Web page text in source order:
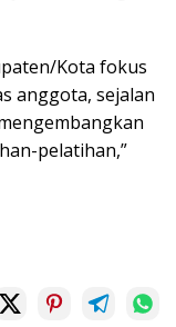
Kota fokus
anggota, sejalan
pelatihan,”